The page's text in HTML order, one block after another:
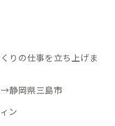
りの仕事を立ち上げま
静岡県三島市
ン